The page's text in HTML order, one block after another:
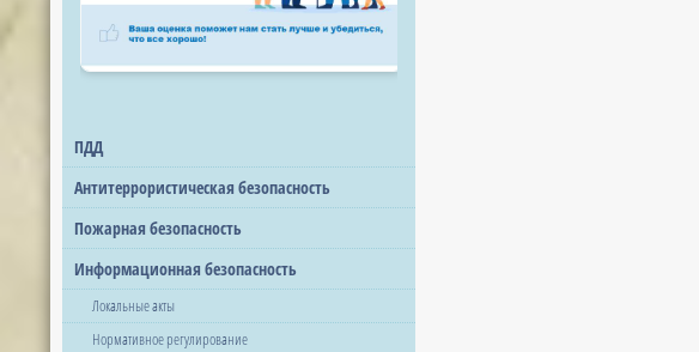
ПДД
Антитеррористическая безопасность
Пожарная безопасность
Информационная безопасность
Локальные акты
Нормативное регулирование